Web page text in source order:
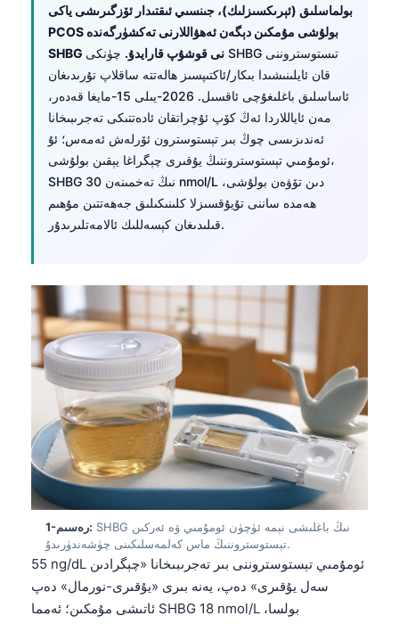
بولماسلىق (ئېرىكسىزلىك)، جىنسىي ئىقتىدار ئۆزگىرىشى ياكى
PCOS بولۇشى مۇمكىن دېگەن ئەھۋاللارنى تەكشۈرگەندە
SHBG نى قوشۇپ قارايدۇ. چۈنكى SHBG تىستوستروننى
قان ئايلىنىشىدا بىكار/ئاكتىپسىز ھالەتتە ساقلاپ تۇرىدىغان
ئاساسلىق باغلىغۇچى ئاقسىل. 2026-يىلى 15-مايغا قەدەر،
مەن ئاياللاردا ئەڭ كۆپ ئۇچراتقان ئادەتتىكى تەجرىبىخانا
ئەندىزىسى چوڭ بىر تېستوسترون ئۆرلەش ئەمەس؛ ئۇ
ئومۇمىي تېستوستروننىڭ يۇقىرى چېگراغا يېقىن بولۇشى،
SHBG نىڭ تەخمىنەن 30 nmol/L دىن تۆۋەن بولۇشى،
ھەمدە ساننى تۇيۇقسىزلا كلىنىكىلىق جەھەتتىن مۇھىم
قىلىدىغان كېسەللىك ئالامەتلىرىدۇر.
1-رەسىم: SHBG نىڭ باغلىشى نېمە ئۈچۈن ئومۇمىي ۋە ئەركىن
تېستوستروننىڭ ماس كەلمەسلىكىنى چۈشەندۈرىدۇ.
55 ng/dL ئومۇمىي تېستوستروننى بىر تەجرىبىخانا «چېگرادىن
سەل يۇقىرى» دەپ، يەنە بىرى «يۇقىرى-نورمال» دەپ
ئاتىشى مۇمكىن؛ ئەمما SHBG 18 nmol/L بولسا،